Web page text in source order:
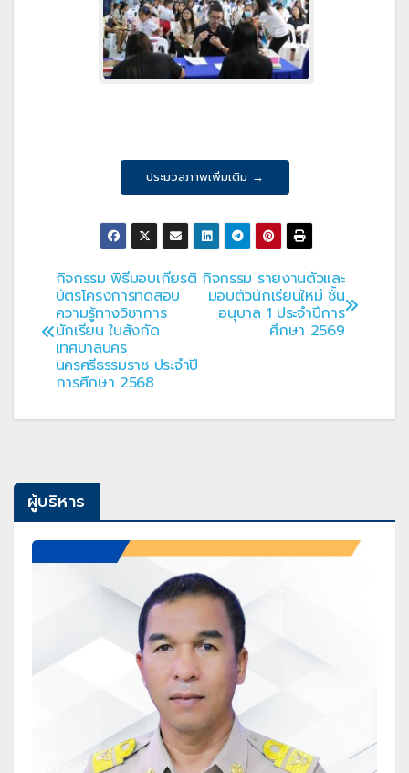
ประมวลภาพเพิ่มเติม →
แนะแนว
เรื่อง
กิจกรรม รายงานตัวและ
มอบตัวนักเรียนใหม่ ชั้น
อนุบาล 1 ประจำปีการ
ศึกษา 2569
กิจกรรม พิธีมอบเกียรติ
บัตรโครงการทดสอบ
ความรู้ทางวิชาการ
นักเรียน ในสังกัด
เทศบาลนคร
นครศรีธรรมราช ประจำปี
การศึกษา 2568
ผู้บริหาร